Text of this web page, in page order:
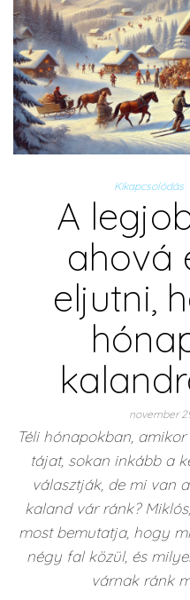
Kikapcsolódás
A
ahová
eljutni,
november
Téli hónapokban,
tájat, sokan inkább a
választják, de mi van
kaland vár ránk?
most bemutatja, hogy
négy fal közül, és
várnak ránk